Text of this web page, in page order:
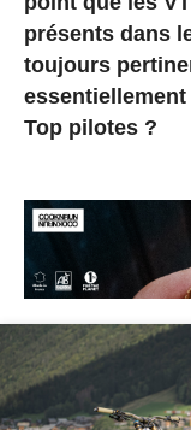
présents dans
toujours
Top pilotes ?